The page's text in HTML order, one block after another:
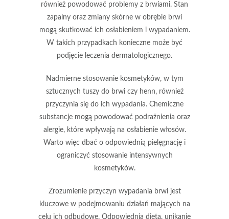
również powodować problemy z brwiami. Stan
zapalny oraz zmiany skórne w obrębie brwi
mogą skutkować ich osłabieniem i wypadaniem.
W takich przypadkach konieczne może być
podjęcie leczenia dermatologicznego.
Nadmierne stosowanie kosmetyków, w tym
sztucznych tuszy do brwiczy henn, również
przyczynia się do ich wypadania. Chemiczne
substancje mogą powodować podrażnienia oraz
alergie, które wpływają na osłabienie włosów.
Warto więc dbać o odpowiednią pielęgnację i
ograniczyć stosowanie intensywnych
kosmetyków.
Zrozumienie przyczyn wypadania brwi jest
kluczowe w podejmowaniu działań mających na
celu ich odbudowę. Odpowiednia dieta, unikanie